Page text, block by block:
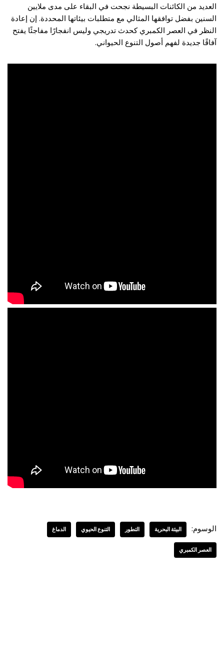
العديد من الكائنات البسيطة نجحت في البقاء على مدى ملايين
السنين بفضل توافقها المثالي مع متطلبات بيئاتها المحددة. إن إعادة
النظر في العصر الكمبري كحدث تدريجي وليس انفجارًا مفاجئًا يفتح
آفاقًا جديدة لفهم أصول التنوع الحيواني.
الوسوم: البيئة البحرية التطور التنوع الحيوي الدماغ
العصر الكمبري